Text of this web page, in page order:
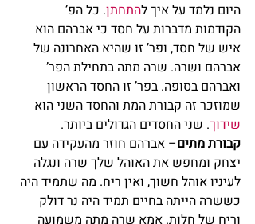
היום נלמד על איך להתחתן. כל הפ’
הקודמות מדברות על חסד כי אברהם הוא
איש של חסד, ופר’ זו שהיא האחרונה של
אברהם ושרה. שרה מתה בתחילת הפר’
ואברהם בסופה. בפר’ זו החסד הראשון
שמוזכר זה קבורת המת והחסד השני הוא
שידוך. שני החסדים הגדולים ביותר.
קבורת מתים– אברהם חוזר מהעקידה עם
יצחק ומחפש את האוהל שלך שרה ונגלה
לעיניו אוהל חשוך, ואין ריח. מה שתמיד היה
כששרה הייתה בחיים תמיד היה נר דולק
וריח של חלות. אמא שרה מתה משמועה